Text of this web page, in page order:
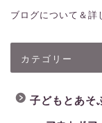
ブログについて＆詳
カテゴリー
子どもとあそ